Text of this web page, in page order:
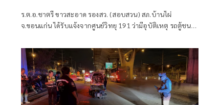
ร.ต.อ.ชาตรี ขาวสะอาด รองสว. (สอบสวน) สภ.บ้านไผ่
จ.ขอนแก่น ได้รับแจ้งจากศูนย์วิทยุ 191 ว่ามีอุบัติเหตุ รถตู้ชน